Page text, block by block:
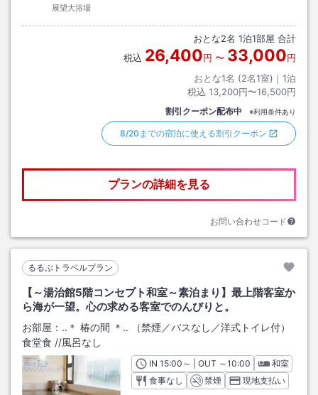
展望大浴場
おとな2名 1泊1部屋 合計
税込 26,400円 〜 33,000円
おとな1名 (2名1室)｜ 1泊
税込 13,200円〜16,500円
割引クーポン配布中 ※利用条件あり
8/20までの宿泊に使える割引クーポン
プランの詳細を見る
お問い合わせコード
るるぶトラベルプラン
【～湯治館5階コンセプト和室～素泊まり】最上階客室か
ら海が一望。心の求める客室でのんびりと。
お部屋： ‥＊ 椿の間 ＊‥ （禁煙／バスなし／洋式トイレ付）
食堂食 //風呂なし
INチェックイン
15:00 ～ | OUT チェックアウト
～10:00
和室
食事なし
禁煙 現地支払い